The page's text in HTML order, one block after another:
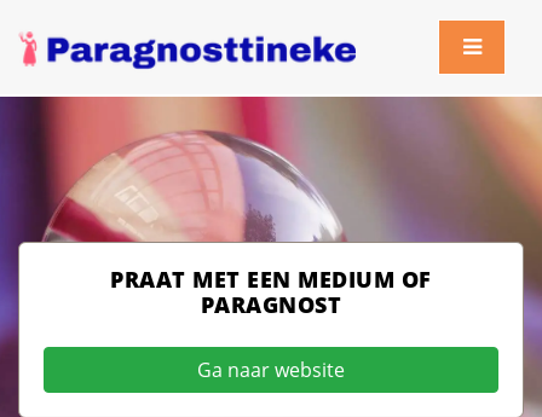
PRAAT MET EEN MEDIUM OF
PARAGNOST
Ga naar website